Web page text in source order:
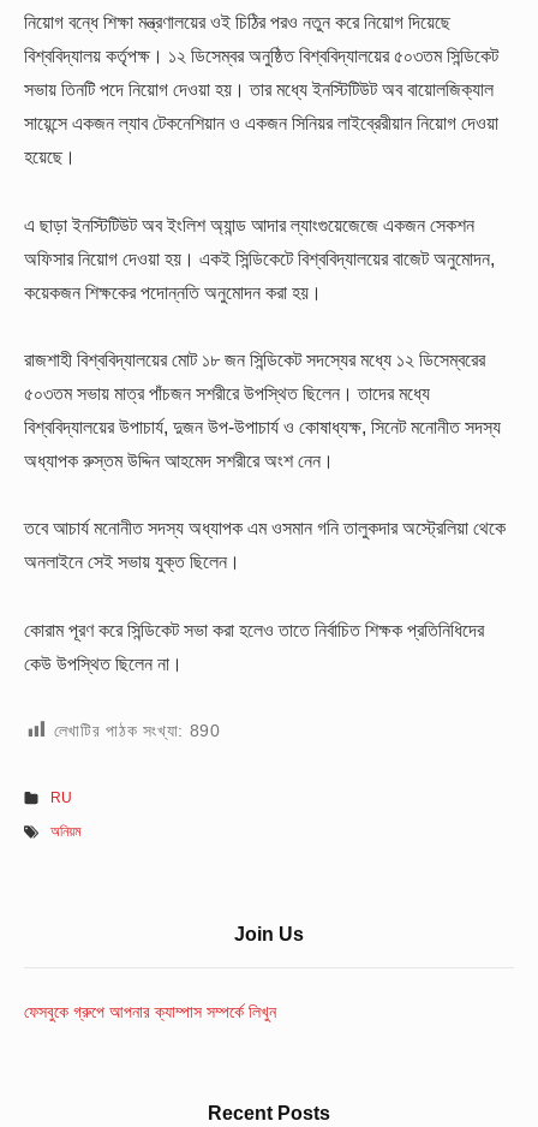
নিয়োগ বন্ধে শিক্ষা মন্ত্রণালয়ের ওই চিঠির পরও নতুন করে নিয়োগ দিয়েছে
বিশ্ববিদ্যালয় কর্তৃপক্ষ। ১২ ডিসেম্বর অনুষ্ঠিত বিশ্ববিদ্যালয়ের ৫০৩তম সিন্ডিকেট
সভায় তিনটি পদে নিয়োগ দেওয়া হয়। তার মধ্যে ইনস্টিটিউট অব বায়োলজিক্যাল
সায়েন্সে একজন ল্যাব টেকনেশিয়ান ও একজন সিনিয়র লাইব্রেরীয়ান নিয়োগ দেওয়া
হয়েছে।
এ ছাড়া ইনস্টিটিউট অব ইংলিশ অ্যান্ড আদার ল্যাংগুয়েজেজে একজন সেকশন
অফিসার নিয়োগ দেওয়া হয়। একই সিন্ডিকেটে বিশ্ববিদ্যালয়ের বাজেট অনুমোদন,
কয়েকজন শিক্ষকের পদোন্নতি অনুমোদন করা হয়।
রাজশাহী বিশ্ববিদ্যালয়ের মোট ১৮ জন সিন্ডিকেট সদস্যের মধ্যে ১২ ডিসেম্বরের
৫০৩তম সভায় মাত্র পাঁচজন সশরীরে উপস্থিত ছিলেন। তাদের মধ্যে
বিশ্ববিদ্যালয়ের উপাচার্য, দুজন উপ-উপাচার্য ও কোষাধ্যক্ষ, সিনেট মনোনীত সদস্য
অধ্যাপক রুস্তম উদ্দিন আহমেদ সশরীরে অংশ নেন।
তবে আচার্য মনোনীত সদস্য অধ্যাপক এম ওসমান গনি তালুকদার অস্ট্রেলিয়া থেকে
অনলাইনে সেই সভায় যুক্ত ছিলেন।
কোরাম পূরণ করে সিন্ডিকেট সভা করা হলেও তাতে নির্বাচিত শিক্ষক প্রতিনিধিদের
কেউ উপস্থিত ছিলেন না।
লেখাটির পাঠক সংখ্যা: 890
RU
অনিয়ম
Area
Join Us
ফেসবুকে গ্রুপে আপনার ক্যাম্পাস সম্পর্কে লিখুন
Recent Posts